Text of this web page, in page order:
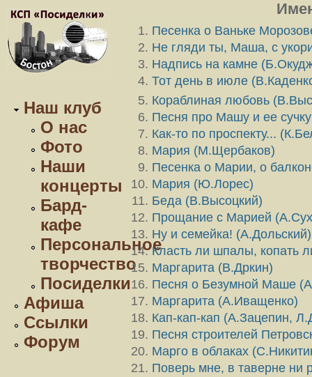
Наш клуб
О нас
Фото
Наши
концерты
Бард-
кафе
Персональное
творчество
Посиделки
Афиша
Ссылки
Форум
Песенка о Ваньке
Не гляди ты, Маша, с
Надпись на камне
Тот день в июле
Кораблиная любовь
Песня про Машу и ее
Как-то по проспекту...
Мария (М.Щербаков)
Песенка о Марии, о
Мария (Ю.Лорес)
Беда (В.Высоцкий)
Прощание с Марией
Ну и семейка! (А.Дольский)
Класть ли шпалы, копать
Маргарита (В.Дркин)
Песня о Безумной Маше
Маргарита (А.Иващенко)
Кап-кап-кап (А.Зацепин,
Песня строителей
Марго в облаках
Поверь мне, в таверне ни